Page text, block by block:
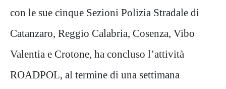
con le sue cinque Sezioni Polizia Stradale di
Catanzaro, Reggio Calabria, Cosenza, Vibo
Valentia e Crotone, ha concluso l’attività
ROADPOL, al termine di una settimana